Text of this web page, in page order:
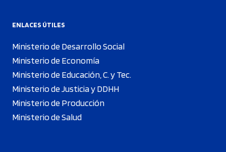
ENLACES ÚTILES
Ministerio de Desarrollo Social
Ministerio de Economía
Ministerio de Educación, C. y Tec.
Ministerio de Justicia y DDHH
Ministerio de Producción
Ministerio de Salud